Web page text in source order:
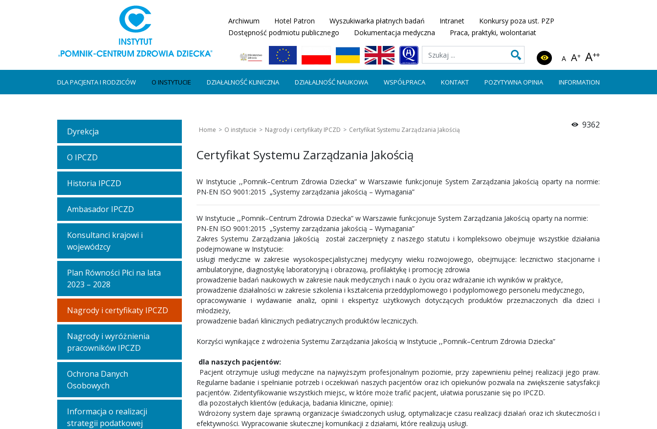
Archiwum Hotel Patron Wyszukiwarka płatnych badań Intranet
Konkursy poza ust. PZP
Dostępność podmiotu publicznego
Dokumentacja medyczna Praca, praktyki, wolontariat
A A+ A++
DLA PACJENTA I RODZICÓW O INSTYTUCIE DZIAŁALNOŚĆ KLINICZNA DZIAŁALNOŚĆ NAUKOWA WSPÓŁPRACA KONTAKT POZYTYWNA OPINIA INFORMATION
Dyrekcja
O IPCZD
Historia IPCZD
Ambasador IPCZD
Konsultanci krajowi i
wojewódzcy
Plan Równości Płci na lata
2023 – 2028
Nagrody i certyfikaty IPCZD
Nagrody i wyróżnienia
pracowników IPCZD
Ochrona Danych
Osobowych
Informacja o realizacji
strategii podatkowej
Home O instytucie Nagrody i certyfikaty IPCZD Certyfikat Systemu Zarządzania Jakością 9362
Certyfikat Systemu Zarządzania Jakością
W Instytucie ,,Pomnik–Centrum Zdrowia Dziecka” w Warszawie funkcjonuje System Zarządzania Jakością oparty na normie:
PN-EN ISO 9001:2015 „Systemy zarządzania jakością – Wymagania”
W Instytucie ,,Pomnik–Centrum Zdrowia Dziecka” w Warszawie funkcjonuje System Zarządzania Jakością oparty na normie:
PN-EN ISO 9001:2015 „Systemy zarządzania jakością – Wymagania”
Zakres Systemu Zarządzania Jakością został zaczerpnięty z naszego statutu i kompleksowo obejmuje wszystkie działania
podejmowane w Instytucie:
usługi medyczne w zakresie wysokospecjalistycznej medycyny wieku rozwojowego, obejmujące: lecznictwo stacjonarne i
ambulatoryjne, diagnostykę laboratoryjną i obrazową, profilaktykę i promocję zdrowia
prowadzenie badań naukowych w zakresie nauk medycznych i nauk o życiu oraz wdrażanie ich wyników w praktyce,
prowadzenie działalności w zakresie szkolenia i kształcenia przeddyplomowego i podyplomowego personelu medycznego,
opracowywanie i wydawanie analiz, opinii i ekspertyz użytkowych dotyczących produktów przeznaczonych dla dzieci i
młodzieży,
prowadzenie badań klinicznych pediatrycznych produktów leczniczych.
Korzyści wynikające z wdrożenia Systemu Zarządzania Jakością w Instytucie ,,Pomnik–Centrum Zdrowia Dziecka”
dla naszych pacjentów:
Pacjent otrzymuje usługi medyczne na najwyższym profesjonalnym poziomie, przy zapewnieniu pełnej realizacji jego praw.
Regularne badanie i spełnianie potrzeb i oczekiwań naszych pacjentów oraz ich opiekunów pozwala na zwiększenie satysfakcji
pacjentów. Zidentyfikowanie wszystkich miejsc, w które może trafić pacjent, ułatwia poruszanie się po IPCZD.
dla pozostałych klientów (edukacja, badania kliniczne, opinie):
Wdrożony system daje sprawną organizacje świadczonych usług, optymalizacje czasu realizacji działań oraz ich skuteczności i
efektywności. Wypracowanie skutecznej komunikacji z działami, które realizują usługi.